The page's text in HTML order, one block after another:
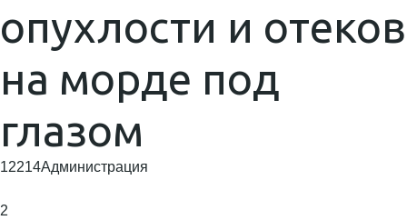
опухлости и отеков
на морде под
глазом
12214Администрация
2